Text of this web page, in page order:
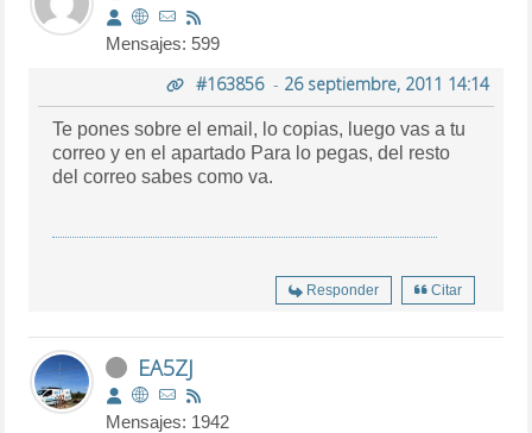
Mensajes: 599
#163856- 26 septiembre, 2011 14:14
Te pones sobre el email, lo copias, luego vas a tu
correo y en el apartado Para lo pegas, del resto
del correo sabes como va.
Responder Citar
EA5ZJ
Mensajes: 1942